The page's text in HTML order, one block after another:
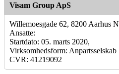
Visam Group ApS
Willemoesgade 62, 8200 Aarhus N
Ansatte:
Startdato: 05. marts 2020,
Virksomhedsform: Anpartsselskab
CVR: 41219092